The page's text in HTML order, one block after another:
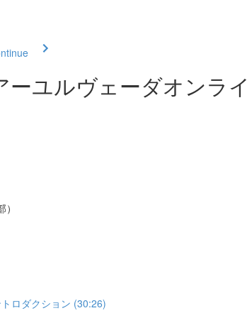
ーユルヴェーダオンラ
ロダクション (30:26)